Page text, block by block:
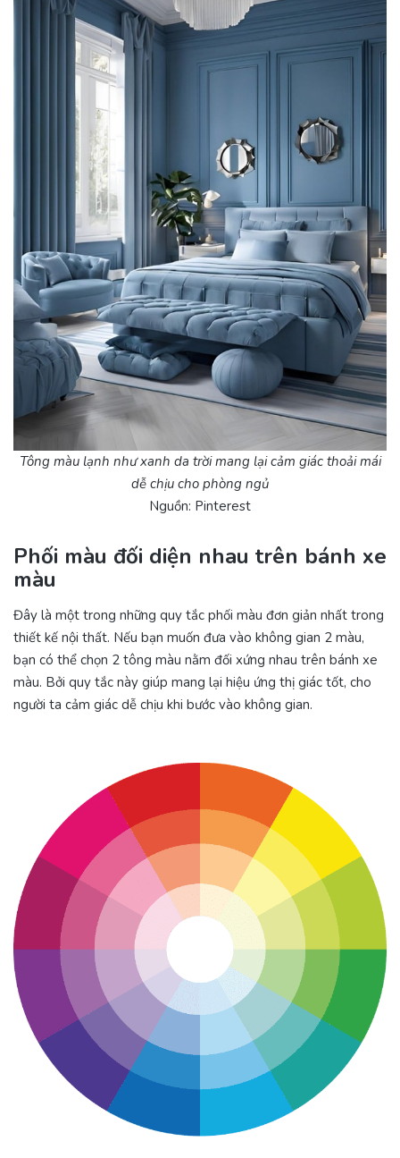
Tông màu lạnh như xanh da trời mang lại cảm giác thoải mái
dễ chịu cho phòng ngủ
Nguồn: Pinterest
Phối màu đối diện nhau trên bánh xe
màu
Đây là một trong những quy tắc phối màu đơn giản nhất trong
thiết kế nội thất. Nếu bạn muốn đưa vào không gian 2 màu,
bạn có thể chọn 2 tông màu nằm đối xứng nhau trên bánh xe
màu. Bởi quy tắc này giúp mang lại hiệu ứng thị giác tốt, cho
người ta cảm giác dễ chịu khi bước vào không gian.